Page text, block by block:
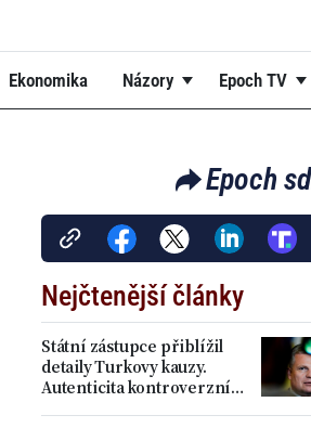
Ekonomika Názory Epoch TV
Epoch
Nejčtenější články
Státní zástupce přiblížil
detaily Turkovy kauzy.
Autenticita kontroverzních